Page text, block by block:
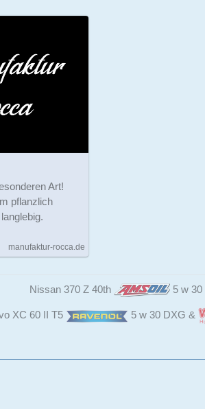
Art!
pflanzlich
manufaktur-rocca.de
Nissan 370 Z 40th 5 w 30
XC 60 II T5 5 w 30 DXG &